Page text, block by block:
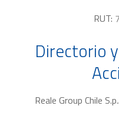
RUT:
Directorio
Reale Group Chile